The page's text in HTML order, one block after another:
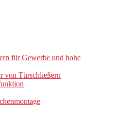
für Gewerbe und hohe
von Türschließern